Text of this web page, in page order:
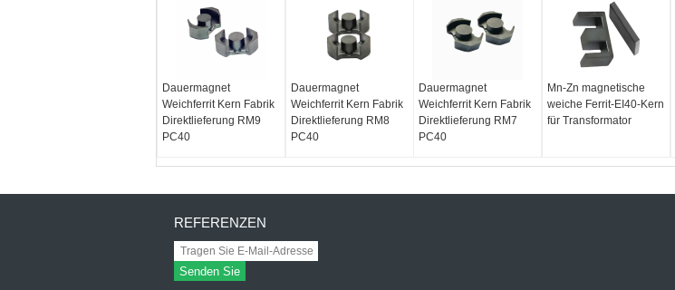
Dauermagnet
Weichferrit Kern Fabrik
Direktlieferung RM9
PC40
Dauermagnet
Weichferrit Kern Fabrik
Direktlieferung RM8
PC40
Dauermagnet
Weichferrit Kern Fabrik
Direktlieferung RM7
PC40
Mn-Zn magnetische
weiche Ferrit-EI40-Kern
für Transformator
REFERENZEN
Senden Sie